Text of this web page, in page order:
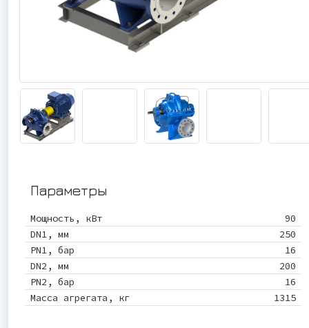
Параметры
Мощность, кВт
90
DN1, мм
250
PN1, бар
16
DN2, мм
200
PN2, бар
16
Масса агрегата, кг
1315